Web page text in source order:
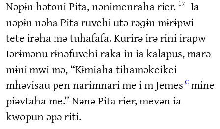
Nəpɨn hətoni Pita, nənimenraha rier. 17
Ia
nəpɨn nəha Pita ruvehi utə rəɡɨn mɨrɨpwi
tete irəha mə tuhafafa. Kurirə irə rɨni irapw
Iərɨmənu rɨnəfuvehi raka in ia kalapus, marə
mɨni mwi mə, “Kɨmiaha tihaməkeikei
mhəvisau pen narimnari me i m Jemescmɨne
piəvtaha me.” Nənə Pita rier, mevən ia
kwopun əpə riti.